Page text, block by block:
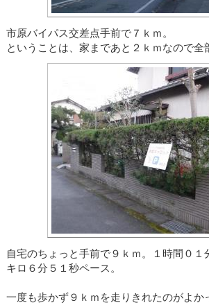
市原バイパス交差点手前で７ｋｍ。
ということは、家まであと２ｋｍなので全
自宅のちょっと手前で９ｋｍ。１時間０１
キロ６分５１秒ペース。
一度も歩かず９ｋｍを走りきれたのがよか